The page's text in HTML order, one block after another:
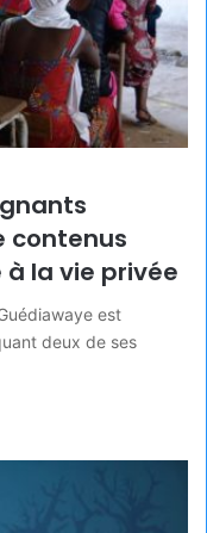
contenus
la vie privée
est
deux de ses